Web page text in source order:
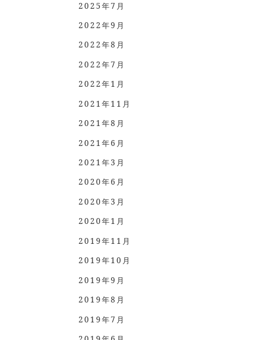
2025年7月
2022年9月
2022年8月
2022年7月
2022年1月
2021年11月
2021年8月
2021年6月
2021年3月
2020年6月
2020年3月
2020年1月
2019年11月
2019年10月
2019年9月
2019年8月
2019年7月